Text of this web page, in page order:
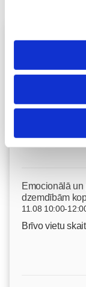
Grūtnieču
masāža
Emocionālā
dzemdībām
11.08 10:00-
Brīvo vietu